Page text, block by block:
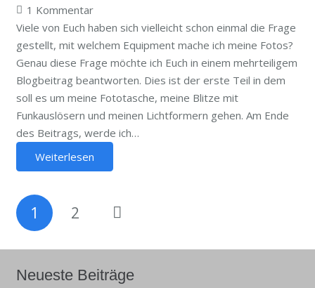
1 Kommentar
Viele von Euch haben sich vielleicht schon einmal die Frage
gestellt, mit welchem Equipment mache ich meine Fotos?
Genau diese Frage möchte ich Euch in einem mehrteiligem
Blogbeitrag beantworten. Dies ist der erste Teil in dem
soll es um meine Fototasche, meine Blitze mit
Funkauslösern und meinen Lichtformern gehen. Am Ende
des Beitrags, werde ich…
Weiterlesen
1 2
Neueste Beiträge